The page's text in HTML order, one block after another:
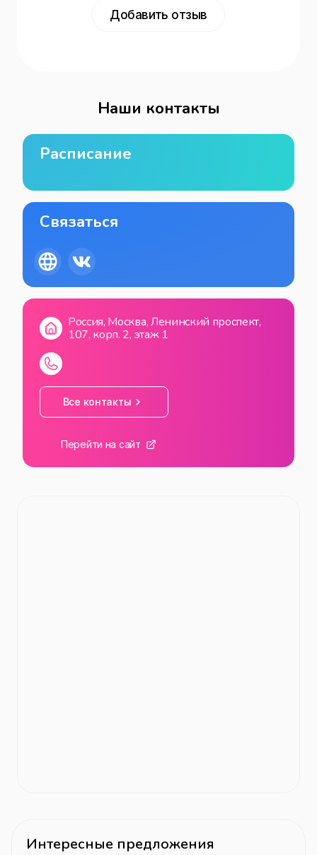
Добавить отзыв
Наши контакты
Расписание
Связаться
Россия, Москва, Ленинский проспект,
107, корп. 2, этаж 1
Все контакты
Перейти на сайт
Интересные предложения